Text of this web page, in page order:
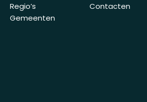
Regio’s
Gemeenten
Contacten